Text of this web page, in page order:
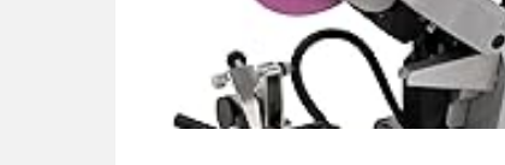
SONNENSEGEL
STANGEN/PROFI
SPANNSYSTEM
ZUM